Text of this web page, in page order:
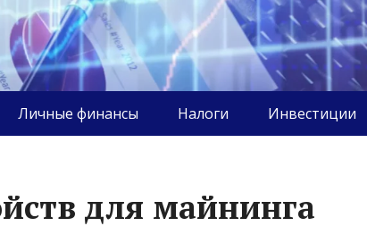
Личные финансы Налоги Инвестиции
для майнинга